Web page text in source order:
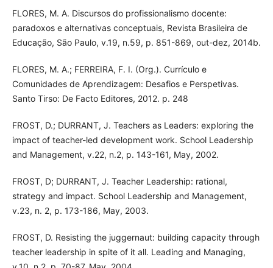
FLORES, M. A. Discursos do profissionalismo docente:
paradoxos e alternativas conceptuais, Revista Brasileira de
Educação, São Paulo, v.19, n.59, p. 851-869, out-dez, 2014b.
FLORES, M. A.; FERREIRA, F. I. (Org.). Currículo e
Comunidades de Aprendizagem: Desafios e Perspetivas.
Santo Tirso: De Facto Editores, 2012. p. 248
FROST, D.; DURRANT, J. Teachers as Leaders: exploring the
impact of teacher-led development work. School Leadership
and Management, v.22, n.2, p. 143-161, May, 2002.
FROST, D; DURRANT, J. Teacher Leadership: rational,
strategy and impact. School Leadership and Management,
v.23, n. 2, p. 173-186, May, 2003.
FROST, D. Resisting the juggernaut: building capacity through
teacher leadership in spite of it all. Leading and Managing,